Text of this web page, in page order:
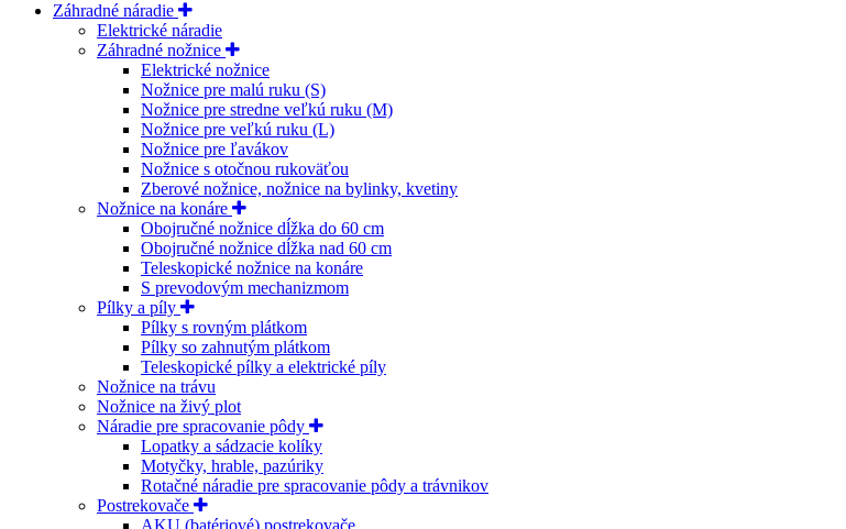
Záhradné náradie
Elektrické náradie
Záhradné nožnice
Elektrické nožnice
Nožnice pre malú ruku (S)
Nožnice pre stredne veľkú ruku (M)
Nožnice pre veľkú ruku (L)
Nožnice pre ľavákov
Nožnice s otočnou rukoväťou
Zberové nožnice, nožnice na bylinky, kvetiny
Nožnice na konáre
Obojručné nožnice dĺžka do 60 cm
Obojručné nožnice dĺžka nad 60 cm
Teleskopické nožnice na konáre
S prevodovým mechanizmom
Pílky a píly
Pílky s rovným plátkom
Pílky so zahnutým plátkom
Teleskopické pílky a elektrické píly
Nožnice na trávu
Nožnice na živý plot
Náradie pre spracovanie pôdy
Lopatky a sádzacie kolíky
Motyčky, hrable, pazúriky
Rotačné náradie pre spracovanie pôdy a trávnikov
Postrekovače